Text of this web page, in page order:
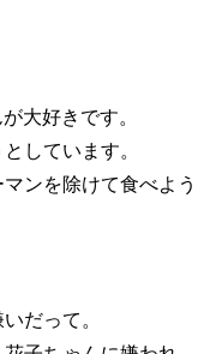
大好きです。
しています。
ンを除けて食べよう
だって。